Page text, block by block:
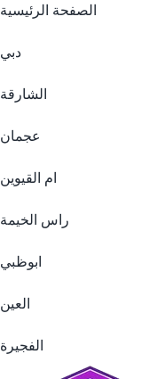
الصفحة الرئيسية
دبي
الشارقة
عجمان
ام القيوين
راس الخيمة
ابوظبي
العين
الفجيرة